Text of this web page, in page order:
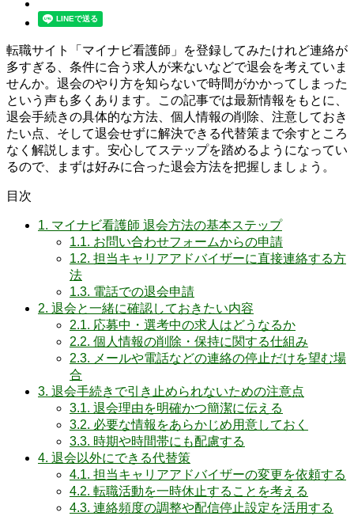
転職サイト「マイナビ看護師」を登録してみたけれど連絡が
多すぎる、条件に合う求人が来ないなどで退会を考えていま
せんか。退会のやり方を知らないで時間がかかってしまった
という声も多くあります。この記事では最新情報をもとに、
退会手続きの具体的な方法、個人情報の削除、注意しておき
たい点、そして退会せずに解決できる代替策まで余すところ
なく解説します。安心してステップを踏めるようになってい
るので、まずは好みに合った退会方法を把握しましょう。
目次
1. マイナビ看護師 退会方法の基本ステップ
1.1. お問い合わせフォームからの申請
1.2. 担当キャリアアドバイザーに直接連絡する方
法
1.3. 電話での退会申請
2. 退会と一緒に確認しておきたい内容
2.1. 応募中・選考中の求人はどうなるか
2.2. 個人情報の削除・保持に関する仕組み
2.3. メールや電話などの連絡の停止だけを望む場
合
3. 退会手続きで引き止められないための注意点
3.1. 退会理由を明確かつ簡潔に伝える
3.2. 必要な情報をあらかじめ用意しておく
3.3. 時期や時間帯にも配慮する
4. 退会以外にできる代替策
4.1. 担当キャリアアドバイザーの変更を依頼する
4.2. 転職活動を一時休止することを考える
4.3. 連絡頻度の調整や配信停止設定を活用する